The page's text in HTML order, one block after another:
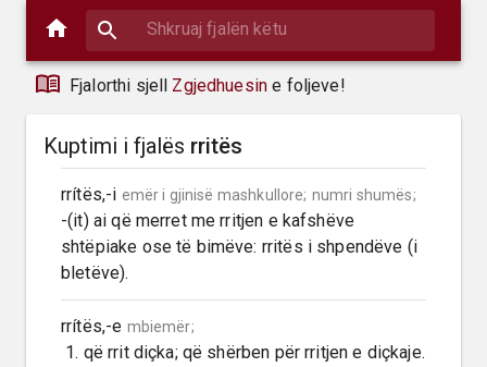
Fjalorthi sjell Zgjedhuesin e foljeve!
Kuptimi i fjalës rritës
rrítës,-i emër i gjinisë mashkullore; numri shumës;
-(it) ai që merret me rritjen e kafshëve
shtëpiake ose të bimëve: rritës i shpendëve (i
bletëve).
rrítës,-e mbiemër;